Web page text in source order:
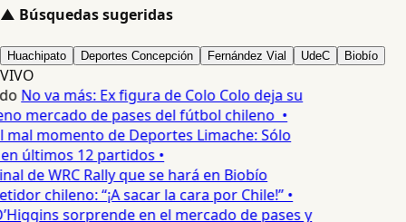
▲ Búsquedas sugeridas
Huachipato Deportes Concepción Fernández Vial UdeC Biobío
VIVO
No va más: Ex figura de Colo Colo deja su
mercado de pases del fútbol chileno •
mal momento de Deportes Limache: Sólo
últimos 12 partidos •
de WRC Rally que se hará en Biobío
chileno: “¡A sacar la cara por Chile!” •
sorprende en el mercado de pases y